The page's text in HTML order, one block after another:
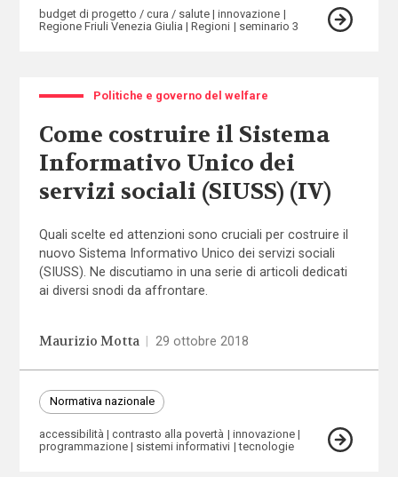
budget di progetto / cura / salute
innovazione
Regione Friuli Venezia Giulia
Regioni seminario 3
Politiche e governo del welfare
Come costruire il Sistema
Informativo Unico dei
servizi sociali (SIUSS) (IV)
Quali scelte ed attenzioni sono cruciali per costruire il
nuovo Sistema Informativo Unico dei servizi sociali
(SIUSS). Ne discutiamo in una serie di articoli dedicati
ai diversi snodi da affrontare.
Maurizio Motta 29 ottobre 2018
Normativa nazionale
accessibilità contrasto alla povertà
innovazione
programmazione
sistemi informativi tecnologie